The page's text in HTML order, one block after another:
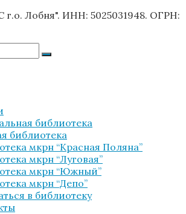
Лобня". ИНН: 5025031948. ОГРН:
библиотека
библиотека
мкрн “Красная Поляна”
мкрн “Луговая”
мкрн “Южный”
мкрн “Депо”
в библиотеку